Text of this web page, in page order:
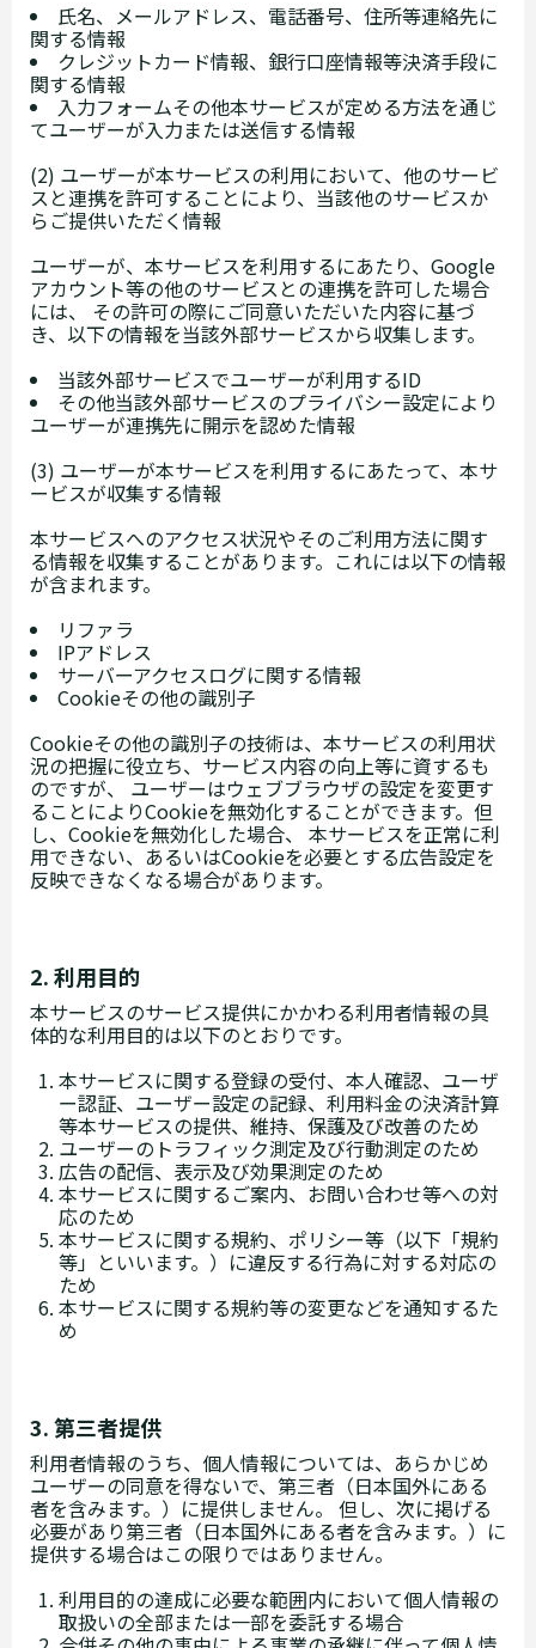
氏名、メールアドレス、電話番号、住所等連絡先に
関する情報
クレジットカード情報、銀行口座情報等決済手段に
関する情報
入力フォームその他本サービスが定める方法を通じ
てユーザーが入力または送信する情報
(2) ユーザーが本サービスの利用において、他のサービ
スと連携を許可することにより、当該他のサービスか
らご提供いただく情報
ユーザーが、本サービスを利用するにあたり、Google
アカウント等の他のサービスとの連携を許可した場合
には、 その許可の際にご同意いただいた内容に基づ
き、以下の情報を当該外部サービスから収集します。
当該外部サービスでユーザーが利用するID
その他当該外部サービスのプライバシー設定により
ユーザーが連携先に開示を認めた情報
(3) ユーザーが本サービスを利用するにあたって、本サ
ービスが収集する情報
本サービスへのアクセス状況やそのご利用方法に関す
る情報を収集することがあります。これには以下の情報
が含まれます。
リファラ
IPアドレス
サーバーアクセスログに関する情報
Cookieその他の識別子
Cookieその他の識別子の技術は、本サービスの利用状
況の把握に役立ち、サービス内容の向上等に資するも
のですが、 ユーザーはウェブブラウザの設定を変更す
ることによりCookieを無効化することができます。但
し、Cookieを無効化した場合、 本サービスを正常に利
用できない、あるいはCookieを必要とする広告設定を
反映できなくなる場合があります。
2. 利用目的
本サービスのサービス提供にかかわる利用者情報の具
体的な利用目的は以下のとおりです。
本サービスに関する登録の受付、本人確認、ユーザ
ー認証、ユーザー設定の記録、利用料金の決済計算
等本サービスの提供、維持、保護及び改善のため
ユーザーのトラフィック測定及び行動測定のため
広告の配信、表示及び効果測定のため
本サービスに関するご案内、お問い合わせ等への対
応のため
本サービスに関する規約、ポリシー等（以下「規約
等」といいます。）に違反する行為に対する対応の
ため
本サービスに関する規約等の変更などを通知するた
め
3. 第三者提供
利用者情報のうち、個人情報については、あらかじめ
ユーザーの同意を得ないで、第三者（日本国外にある
者を含みます。）に提供しません。 但し、次に掲げる
必要があり第三者（日本国外にある者を含みます。）に
提供する場合はこの限りではありません。
利用目的の達成に必要な範囲内において個人情報の
取扱いの全部または一部を委託する場合